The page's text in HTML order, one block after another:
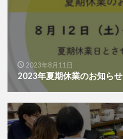
2023年8月11日
2023年夏期休業のお知らせ